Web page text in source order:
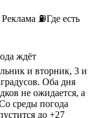
⛽️Где есть
ждёт
и вторник, 3 и
Оба дня
не ожидается, а
среды погода
до +27